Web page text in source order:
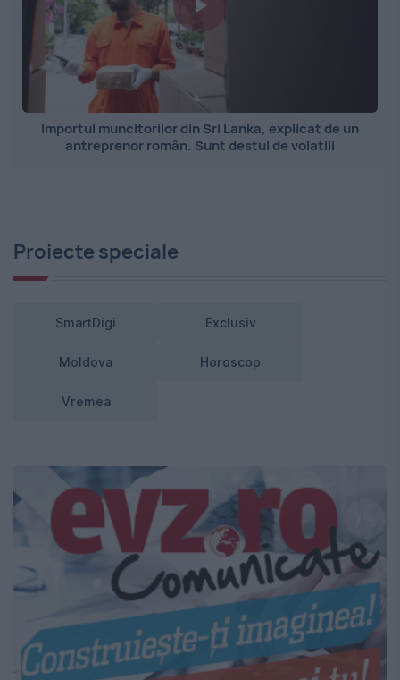
Importul muncitorilor din Sri Lanka, explicat de un
antreprenor român. Sunt destul de volatili
Proiecte speciale
SmartDigi Exclusiv
Moldova Horoscop
Vremea